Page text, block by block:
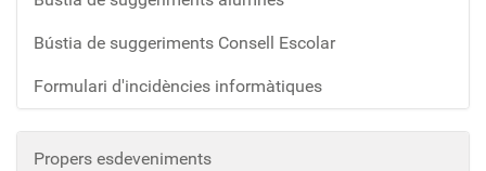
Bústia de suggeriments Consell Escolar
Formulari d'incidències informàtiques
Propers esdeveniments